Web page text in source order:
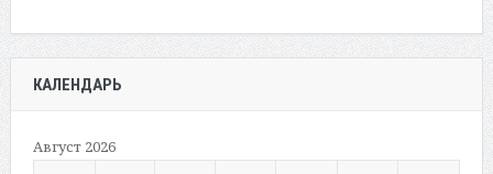
КАЛЕНДАРЬ
Август 2026